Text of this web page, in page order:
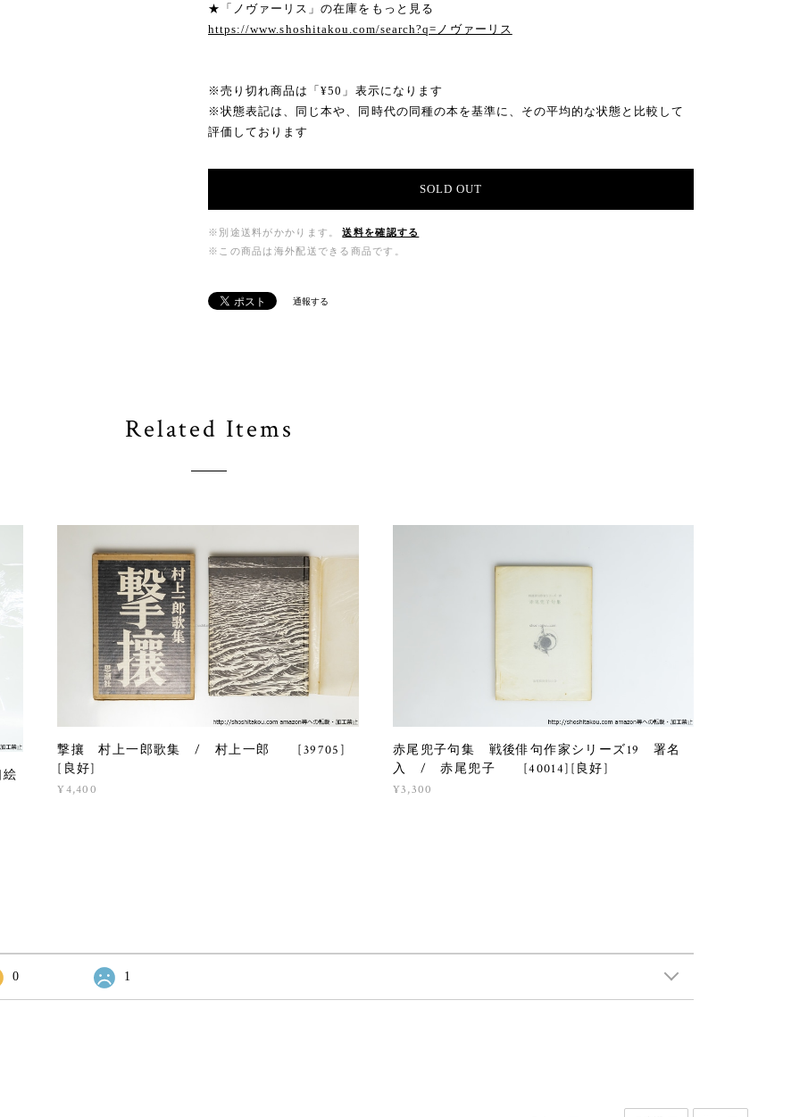
★「ノヴァーリス」の在庫をもっと見る
https://www.shoshitakou.com/search?q=ノヴァーリス
※売り切れ商品は「¥50」表示になります
※状態表記は、同じ本や、同時代の同種の本を基準に、その平均的な状態と比較して
評価しております
SOLD OUT
※別途送料がかかります。
送料を確認する
※この商品は海外配送できる商品です。
通報する
Related Items
撃攘 村上一郎歌集 / 村上一郎 [39705]
[良好]
¥4,400
赤尾兜子句集 戦後俳句作家シリーズ19 署名
入 / 赤尾兜子 [40014][良好]
¥3,300
0 1